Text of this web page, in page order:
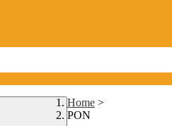
Home >
PON